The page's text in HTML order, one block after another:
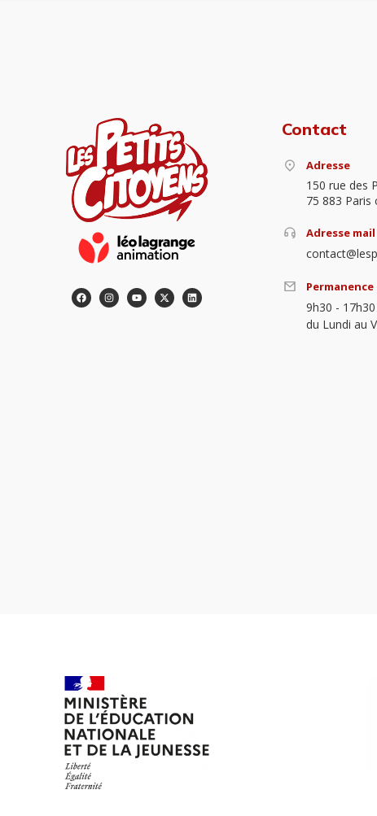
Contact
Adresse
150 rue des
75 883 Paris
Adresse mail
Permanence
9h30 - 17h30
du Lundi au